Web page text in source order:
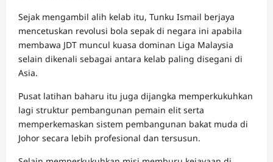
Sejak mengambil alih kelab itu, Tunku Ismail berjaya
mencetuskan revolusi bola sepak di negara ini apabila
membawa JDT muncul kuasa dominan Liga Malaysia
selain dikenali sebagai antara kelab paling disegani di
Asia.
Pusat latihan baharu itu juga dijangka memperkukuhkan
lagi struktur pembangunan pemain elit serta
memperkemaskan sistem pembangunan bakat muda di
Johor secara lebih profesional dan tersusun.